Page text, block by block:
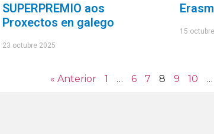
SUPERPREMIO aos
Proxectos en galego
23 octubre 2025
15
« Anterior 1 … 6 7 8 9 10 …